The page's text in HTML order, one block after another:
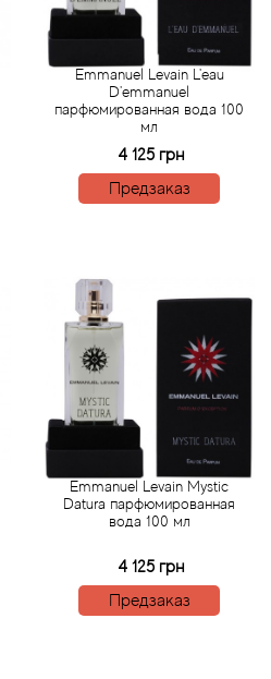
Emmanuel Levain L'eau
D'emmanuel
парфюмированная вода 100
мл
4 125 грн
Предзаказ
Emmanuel Levain Mystic
Datura парфюмированная
вода 100 мл
4 125 грн
Предзаказ